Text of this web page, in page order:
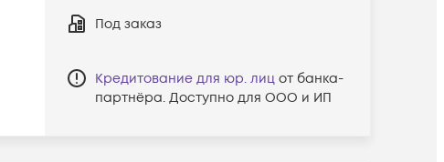
Под заказ
Кредитование для юр. лиц от банка-
партнёра. Доступно для ООО и ИП